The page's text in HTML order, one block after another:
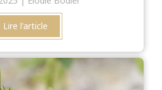
Lire l'article